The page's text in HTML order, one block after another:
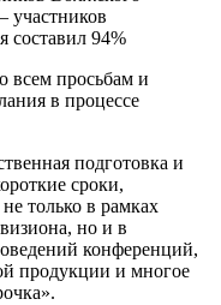
участников
составил 94%
всем просьбам и
в процессе
подготовка и
сроки,
только в рамках
но и в
конференций,
продукции и многое